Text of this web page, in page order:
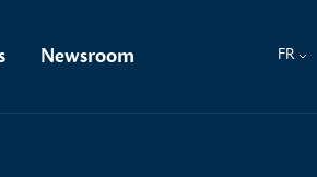
Newsroom FR